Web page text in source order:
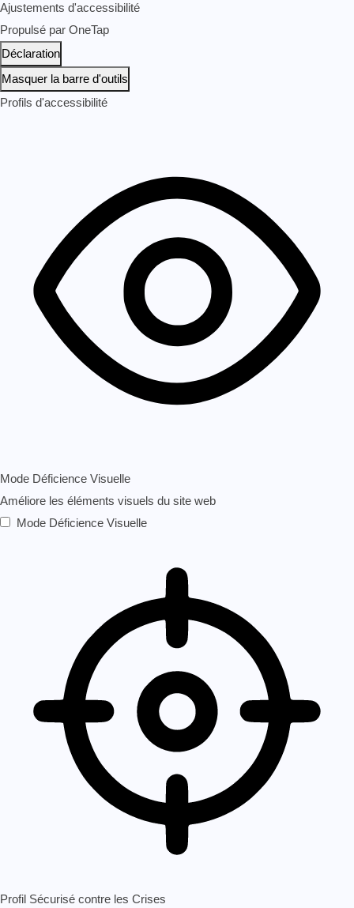
Ajustements d'accessibilité
Propulsé par OneTap
Déclaration
Masquer la barre d'outils
Profils d'accessibilité
Mode Déficience Visuelle
Améliore les éléments visuels du site web
Mode Déficience Visuelle
Profil Sécurisé contre les Crises